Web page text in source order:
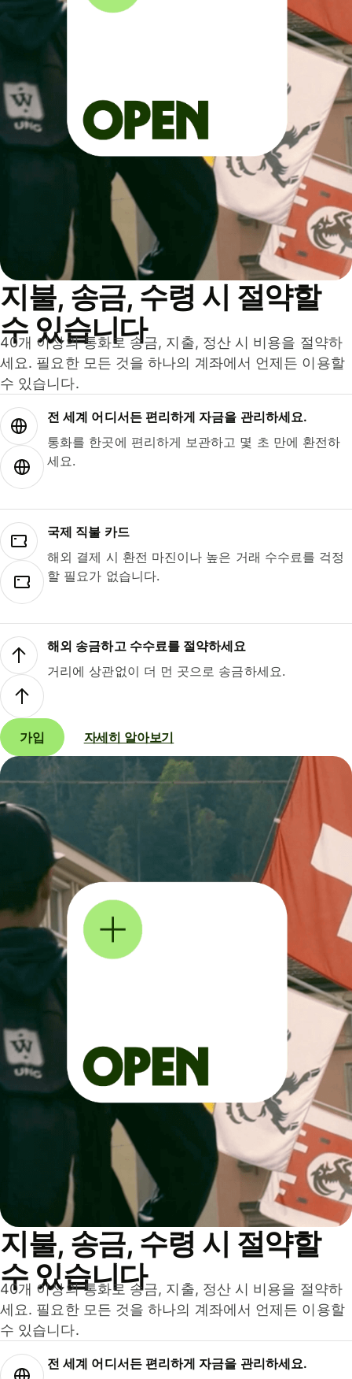
지불, 송금, 수령 시 절약할
수 있습니다
40개 이상의 통화로 송금, 지출, 정산 시 비용을 절약하
세요. 필요한 모든 것을 하나의 계좌에서 언제든 이용할
수 있습니다.
전 세계 어디서든 편리하게 자금을 관리하세요.
통화를 한곳에 편리하게 보관하고 몇 초 만에 환전하
세요.
국제 직불 카드
해외 결제 시 환전 마진이나 높은 거래 수수료를 걱정
할 필요가 없습니다.
해외 송금하고 수수료를 절약하세요
거리에 상관없이 더 먼 곳으로 송금하세요.
가입 자세히 알아보기
지불, 송금, 수령 시 절약할
수 있습니다
40개 이상의 통화로 송금, 지출, 정산 시 비용을 절약하
세요. 필요한 모든 것을 하나의 계좌에서 언제든 이용할
수 있습니다.
전 세계 어디서든 편리하게 자금을 관리하세요.